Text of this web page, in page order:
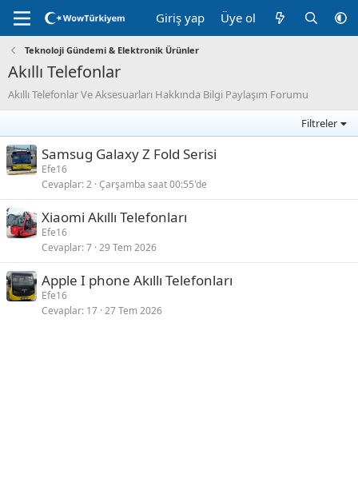
Giriş yap Üye ol
Teknoloji Gündemi & Elektronik Ürünler
Akıllı Telefonlar
Akıllı Telefonlar Ve Aksesuarları Hakkında Bilgi Paylaşım Forumu
Filtreler
Samsug Galaxy Z Fold Serisi
Efe16
Cevaplar 2 Çarşamba saat 00:55'de
Xiaomi Akıllı Telefonları
Efe16
Cevaplar 7 29 Tem 2026
Apple I phone Akıllı Telefonları
Efe16
Cevaplar 17 27 Tem 2026